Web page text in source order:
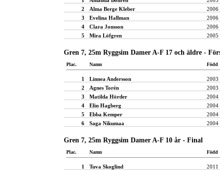
2
Alma Berge Kleber
2006
3
Evelina Hallman
2006
4
Clara Jonsson
2006
5
Mira Löfgren 2005
Gren 7, 25m Ryggsim Damer A-F 17 och äldre -
Plac. Namn Född
1 Linnea Andersson
2003
2
Agnes Torén
2003
3
Matilda Hörder
2004
4
Elin Hagberg
2004
5
Ebba Kemper
2004
6
Saga Nikumaa 2004
Gren 7, 25m Ryggsim Damer A-F 10 år - Final
Plac. Namn Född
1 Tuva Skoglind
2011